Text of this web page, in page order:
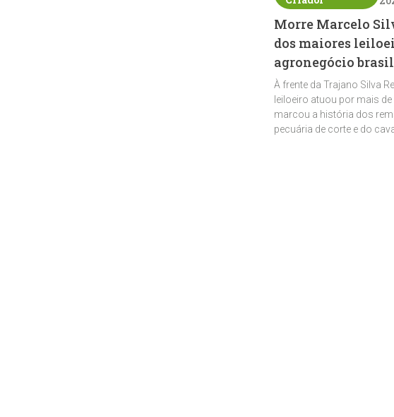
Morre Marcelo
dos maiores
agronegócio
À frente da Trajano Silva
leiloeiro atuou por mais
marcou a história dos
pecuária de corte e do